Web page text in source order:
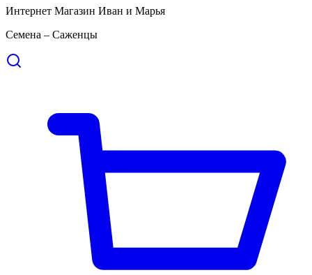
Интернет Магазин Иван и Марья
Семена – Саженцы